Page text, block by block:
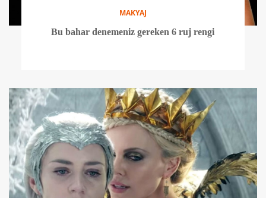
MAKYAJ
Bu bahar denemeniz gereken 6 ruj rengi